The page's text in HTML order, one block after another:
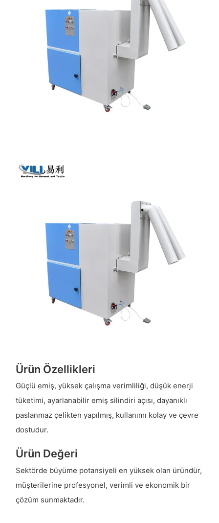
Ürün Özellikleri
Güçlü emiş, yüksek çalışma verimliliği, düşük enerji
tüketimi, ayarlanabilir emiş silindiri açısı, dayanıklı
paslanmaz çelikten yapılmış, kullanımı kolay ve çevre
dostudur.
Ürün Değeri
Sektörde büyüme potansiyeli en yüksek olan üründür,
müşterilerine profesyonel, verimli ve ekonomik bir
çözüm sunmaktadır.